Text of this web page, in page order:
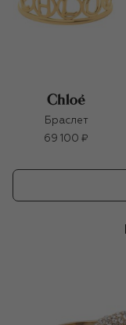
Браслет
69 100 ₽